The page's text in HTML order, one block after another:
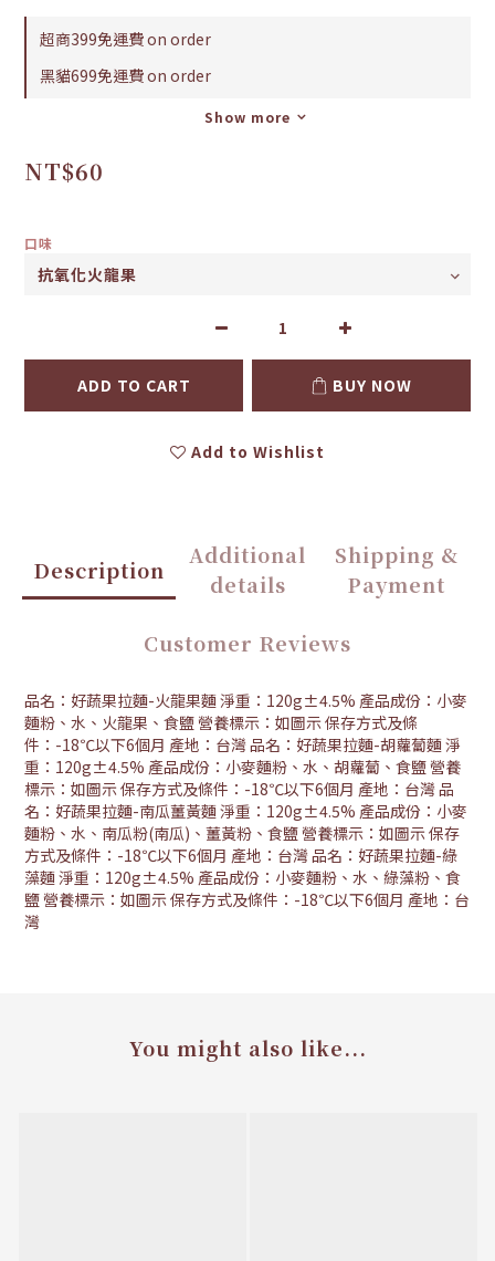
超商399免運費 on order
黑貓699免運費 on order
Show more
NT$60
口味
ADD TO CART BUY NOW
Add to Wishlist
Description
Additional
details
Shipping &
Payment
Customer Reviews
品名：好蔬果拉麵-火龍果麵 淨重：120g±4.5% 產品成份：小麥
麵粉、水、火龍果、食鹽 營養標示：如圖示 保存方式及條
件：-18℃以下6個月 產地：台灣 品名：好蔬果拉麵-胡蘿蔔麵 淨
重：120g±4.5% 產品成份：小麥麵粉、水、胡蘿蔔、食鹽 營養
標示：如圖示 保存方式及條件：-18℃以下6個月 產地：台灣 品
名：好蔬果拉麵-南瓜薑黃麵 淨重：120g±4.5% 產品成份：小麥
麵粉、水、南瓜粉(南瓜)、薑黃粉、食鹽 營養標示：如圖示 保存
方式及條件：-18℃以下6個月 產地：台灣 品名：好蔬果拉麵-綠
藻麵 淨重：120g±4.5% 產品成份：小麥麵粉、水、綠藻粉、食
鹽 營養標示：如圖示 保存方式及條件：-18℃以下6個月 產地：台
灣
You might also like...